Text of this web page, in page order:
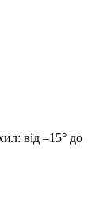
від –15° до